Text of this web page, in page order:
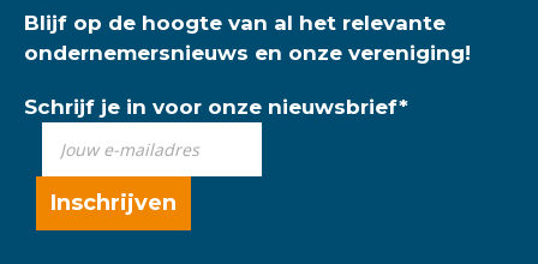
Blijf op de hoogte van al het relevante
ondernemersnieuws en onze vereniging!
Schrijf je in voor onze nieuwsbrief*